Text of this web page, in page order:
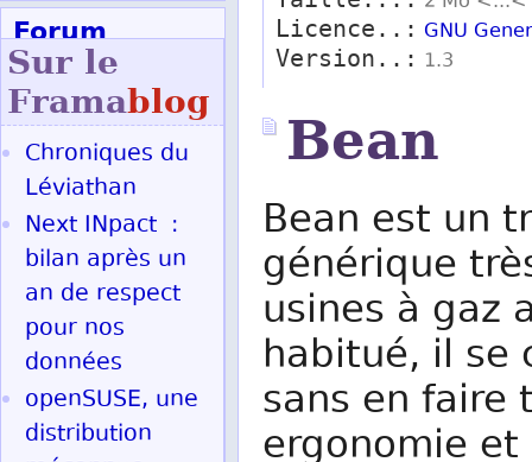
Forum
Participer
Licence..: GNU
Version..: 1.3
Bean
Bean est un
générique
usines à gaz
habitué, il se
sans en faire
ergonomie
Sur le
Framablog
Chroniques du
Léviathan
Next INpact :
bilan après un
an de respect
pour nos
données
openSUSE, une
distribution